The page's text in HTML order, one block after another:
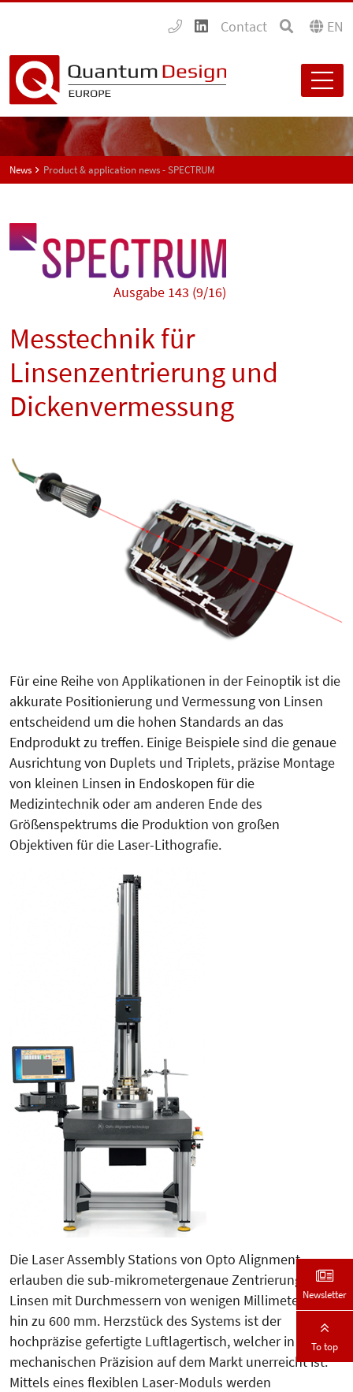
Contact EN
News Product & application news - SPECTRUM
Ausgabe 143 (9/16)
Messtechnik für
Linsenzentrierung und
Dickenvermessung
Für eine Reihe von Applikationen in der Feinoptik ist die
akkurate Po­sitionierung und Ver­mes­sung von Linsen
entscheidend um die hohen Standards an das
Endprodukt zu treffen. Einige Beispiele sind die genaue
Ausrich­tung von Duplets und Triplets, präzise Montage
von kleinen Linsen in Endoskopen für die
Medizintechnik oder am anderen Ende des
Größenspektrums die Produktion von großen
Objektiven für die Laser-Lithografie.
Die Laser Assembly Stations von Op­to Alignment
erlauben die sub-mi­­krometergenaue Zentrierung von
Linsen mit Durchmessern von wenigen Millimetern bis
hin zu 600 mm. Herzstück des Systems ist der
hochpräzise gefertigte Luftlagertisch, welcher in seiner
mechanischen Prä­zi­sion auf dem Markt unerreicht ist.
Mittels eines flexiblen Laser-Mo­duls werden
Newsletter
To top